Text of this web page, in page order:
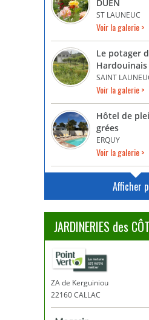
DUEN
ST LAUNEUC
Voir la galerie >
Le potager
Hardouinais
SAINT
Voir la galerie >
Hôtel de
grées
ERQUY
Voir la galerie >
Afficher
JARDINERIES des
ZA de Kerguiniou
22160 CALLAC